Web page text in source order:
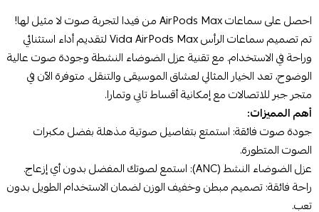
احصل على سماعات AirPods Max من فيدا لتجربة صوت لا مثيل لها!
تم تصميم سماعات الرأس Vida AirPods Max لتقديم أداء استثنائي
وراحة في الاستخدام. مع تقنية عزل الضوضاء النشطة وجودة صوت عالية
الوضوح، تعد الخيار المثالي لعشاق الموسيقى والتنقل. متوفرة الآن في
متجر جبر للاتصالات مع إمكانية أقساط تابي وتمارا.
أهم المميزات:
جودة صوت فائقة: استمتع بتفاصيل صوتية مذهلة بفضل مكبرات
الصوت المتطورة.
عزل الضوضاء النشط (ANC): استمع لصوتك المفضل بدون أي إزعاج.
راحة فائقة: تصميم مبطن وخفيف الوزن لضمان الاستخدام الطويل بدون
تعب.